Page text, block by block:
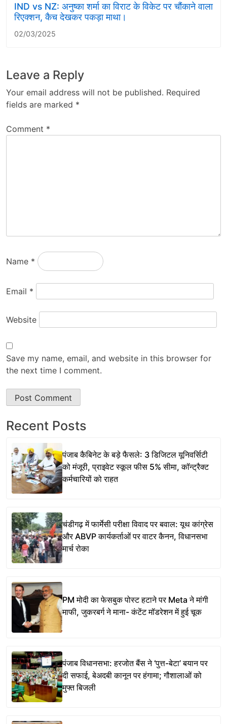
IND vs NZ: अनुष्का शर्मा का विराट के विकेट पर चौंकाने वाला
रिएक्शन, कैच देखकर पकड़ा माथा।
02/03/2025
Leave a Reply
Your email address will not be published. Required
fields are marked *
Comment *
Name *
Email *
Website
Save my name, email, and website in this browser for
the next time I comment.
Recent Posts
पंजाब कैबिनेट के बड़े फैसले: 3 डिजिटल यूनिवर्सिटी
को मंजूरी, प्राइवेट स्कूल फीस 5% सीमा, कॉन्ट्रैक्ट
कर्मचारियों को राहत
चंडीगढ़ में फार्मेसी परीक्षा विवाद पर बवाल: यूथ कांग्रेस
और ABVP कार्यकर्ताओं पर वाटर कैनन, विधानसभा
मार्च रोका
PM मोदी का फेसबुक पोस्ट हटाने पर Meta ने मांगी
माफी, जुकरबर्ग ने माना- कंटेंट मॉडरेशन में हुई चूक
पंजाब विधानसभा: हरजोत बैंस ने ‘पुत्त-बेटा’ बयान पर
दी सफाई, बेअदबी कानून पर हंगामा; गौशालाओं को
मुफ्त बिजली